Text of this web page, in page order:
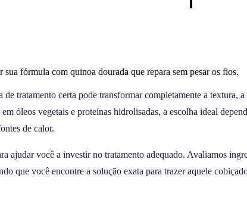
fórmula com quinoa dourada que repara sem pesar os fios.
tratamento certa pode transformar completamente a
óleos vegetais e proteínas hidrolisadas, a escolha ideal
de calor.
ajudar você a investir no tratamento adequado. Avaliamos
que você encontre a solução exata para trazer aquele